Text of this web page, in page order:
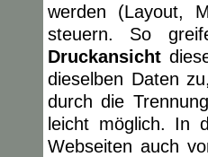
werden (Layout,
steuern. So
Druckansicht
dieselben Daten
durch die
leicht möglich. In
Webseiten auch